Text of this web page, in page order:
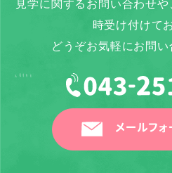
見学に関するお問い合わせ
時受け付けて
どうぞお気軽にお問い
メールフォ